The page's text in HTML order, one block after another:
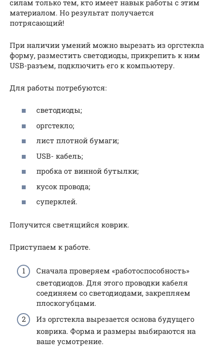
силам только тем, кто имеет навык работы с этим
материалом. Но результат получается
потрясающий!
При наличии умений можно вырезать из оргстекла
форму, разместить светодиоды, прикрепить к ним
USB-разъем, подключить его к компьютеру.
Для работы потребуются:
светодиоды;
оргстекло;
лист плотной бумаги;
USB- кабель;
пробка от винной бутылки;
кусок провода;
суперклей.
Получится светящийся коврик.
Приступаем к работе.
Сначала проверяем «работоспособность»
светодиодов. Для этого проводки кабеля
соединяем со светодиодами, закрепляем
плоскогубцами.
Из оргстекла вырезается основа будущего
коврика. Форма и размеры выбираются на
ваше усмотрение.